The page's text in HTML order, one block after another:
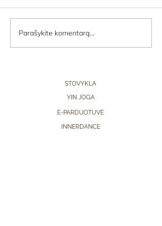
Parašykite komentarą...
STOVYKLA
YIN JOGA
E-PARDUOTUVĖ
INNERDANCE